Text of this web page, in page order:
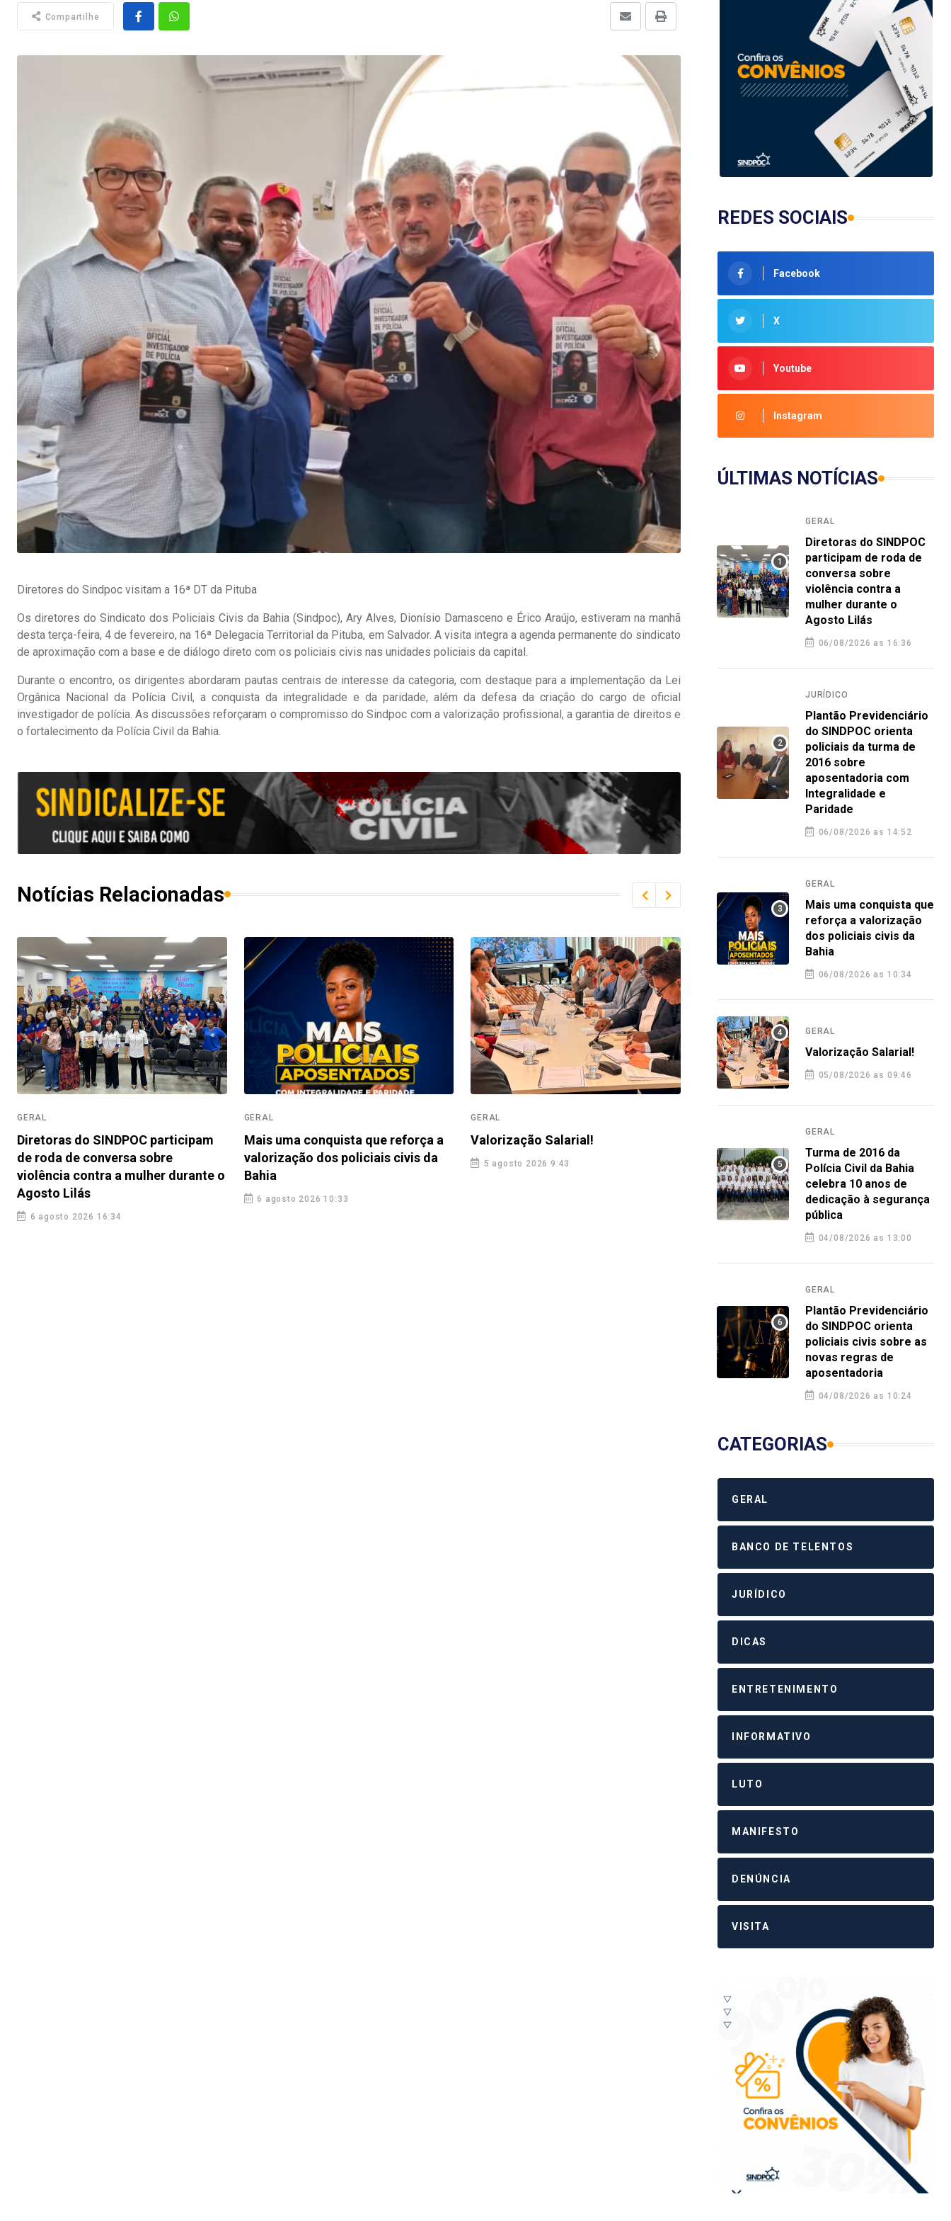
Compartilhe
Diretores do Sindpoc visitam a 16ª DT da Pituba
Os diretores do Sindicato dos Policiais Civis da Bahia (Sindpoc), Ary Alves, Dionísio Damasceno e Érico Araújo, estiveram na manhã
desta terça-feira, 4 de fevereiro, na 16ª Delegacia Territorial da Pituba, em Salvador. A visita integra a agenda permanente do sindicato
de aproximação com a base e de diálogo direto com os policiais civis nas unidades policiais da capital.
Durante o encontro, os dirigentes abordaram pautas centrais de interesse da categoria, com destaque para a implementação da Lei
Orgânica Nacional da Polícia Civil, a conquista da integralidade e da paridade, além da defesa da criação do cargo de oficial
investigador de polícia. As discussões reforçaram o compromisso do Sindpoc com a valorização profissional, a garantia de direitos e
o fortalecimento da Polícia Civil da Bahia.
Notícias Relacionadas
GERAL
Diretoras do SINDPOC participam
de roda de conversa sobre
violência contra a mulher durante o
Agosto Lilás
6 agosto 2026 16:34
GERAL
Mais uma conquista que reforça a
valorização dos policiais civis da
Bahia
6 agosto 2026 10:33
GERAL
Valorização Salarial!
5 agosto 2026 9:43
Bahia celebra 10 anos de
dedicação à segurança pública
4 agosto 2026 12:58
REDES SOCIAIS
Facebook
X
Youtube
Instagram
ÚLTIMAS NOTÍCIAS
GERAL
Diretoras do SINDPOC
participam de roda de
conversa sobre
violência contra a
mulher durante o
Agosto Lilás
06/08/2026 as 16:36
JURÍDICO
Plantão Previdenciário
do SINDPOC orienta
policiais da turma de
2016 sobre
aposentadoria com
Integralidade e
Paridade
06/08/2026 as 14:52
GERAL
Mais uma conquista que
reforça a valorização
dos policiais civis da
Bahia
06/08/2026 as 10:34
GERAL
Valorização Salarial!
05/08/2026 as 09:46
GERAL
Turma de 2016 da
Polícia Civil da Bahia
celebra 10 anos de
dedicação à segurança
pública
04/08/2026 as 13:00
GERAL
Plantão Previdenciário
do SINDPOC orienta
policiais civis sobre as
novas regras de
aposentadoria
04/08/2026 as 10:24
CATEGORIAS
GERAL
BANCO DE TELENTOS
JURÍDICO
DICAS
ENTRETENIMENTO
INFORMATIVO
LUTO
MANIFESTO
DENÚNCIA
VISITA